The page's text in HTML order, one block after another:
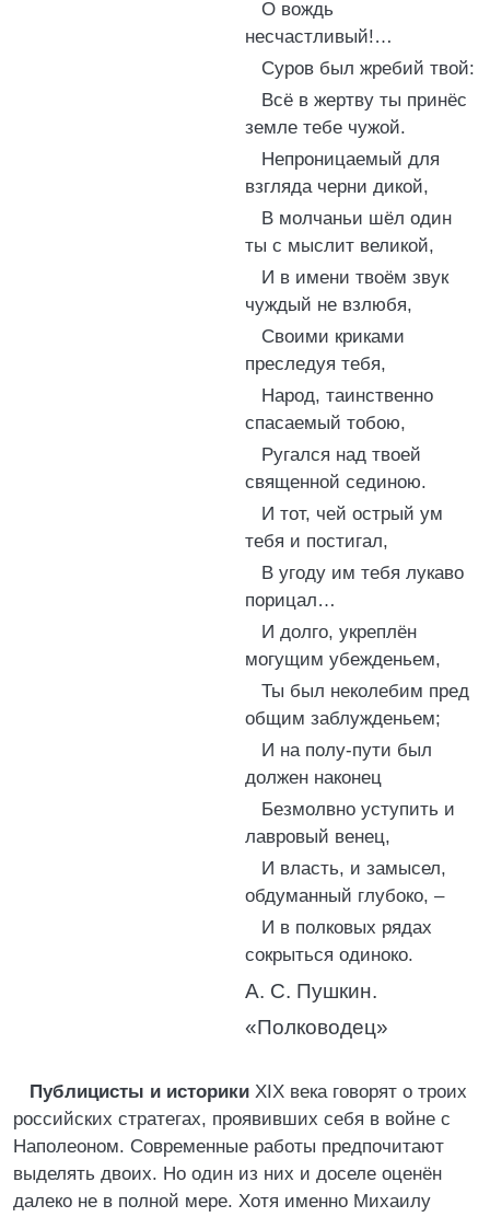
О вождь
несчастливый!…
Суров был жребий твой:
Всё в жертву ты принёс
земле тебе чужой.
Непроницаемый для
взгляда черни дикой,
В молчаньи шёл один
ты с мыслит великой,
И в имени твоём звук
чуждый не взлюбя,
Своими криками
преследуя тебя,
Народ, таинственно
спасаемый тобою,
Ругался над твоей
священной сединою.
И тот, чей острый ум
тебя и постигал,
В угоду им тебя лукаво
порицал…
И долго, укреплён
могущим убежденьем,
Ты был неколебим пред
общим заблужденьем;
И на полу-пути был
должен наконец
Безмолвно уступить и
лавровый венец,
И власть, и замысел,
обдуманный глубоко, –
И в полковых рядах
сокрыться одиноко.
А. С. Пушкин.
«Полководец»
Публицисты и историки XIX века говорят о троих
российских стратегах, проявивших себя в войне с
Наполеоном. Современные работы предпочитают
выделять двоих. Но один из них и доселе оценён
далеко не в полной мере. Хотя именно Михаилу